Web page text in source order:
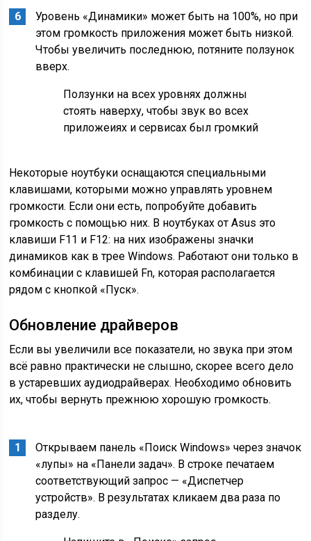
Уровень «Динамики» может быть на 100%, но при
этом громкость приложения может быть низкой.
Чтобы увеличить последнюю, потяните ползунок
вверх.
Ползунки на всех уровнях должны
стоять наверху, чтобы звук во всех
приложеиях и сервисах был громкий
Некоторые ноутбуки оснащаются специальными
клавишами, которыми можно управлять уровнем
громкости. Если они есть, попробуйте добавить
громкость с помощью них. В ноутбуках от Asus это
клавиши F11 и F12: на них изображены значки
динамиков как в трее Windows. Работают они только в
комбинации с клавишей Fn, которая располагается
рядом с кнопкой «Пуск».
Обновление драйверов
Если вы увеличили все показатели, но звука при этом
всё равно практически не слышно, скорее всего дело
в устаревших аудиодрайверах. Необходимо обновить
их, чтобы вернуть прежнюю хорошую громкость.
Открываем панель «Поиск Windows» через значок
«лупы» на «Панели задач». В строке печатаем
соответствующий запрос — «Диспетчер
устройств». В результатах кликаем два раза по
разделу.